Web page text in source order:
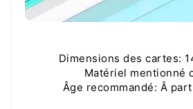
Dimensions des cartes:
Matériel mentionné
Âge recommandé: Â